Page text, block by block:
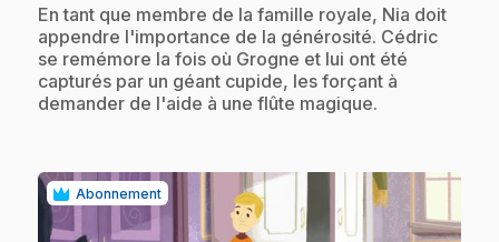
.En tant que membre de la famille royale, Nia doit
appendre l'importance de la générosité. Cédric
se remémore la fois où Grogne et lui ont été
capturés par un géant cupide, les forçant à
demander de l'aide à une flûte magique.
Abonnement